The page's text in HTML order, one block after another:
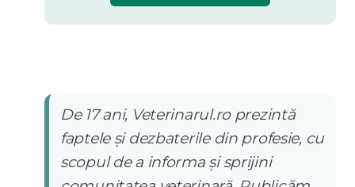
De 17 ani, Veterinarul.ro prezintă
faptele și dezbaterile din profesie, cu
scopul de a informa și sprijini